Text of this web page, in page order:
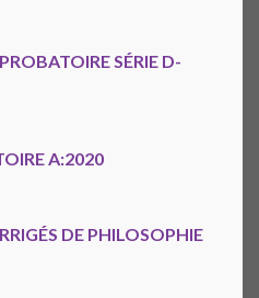
SÉRIE D-
A:2020
DE PHILOSOPHIE